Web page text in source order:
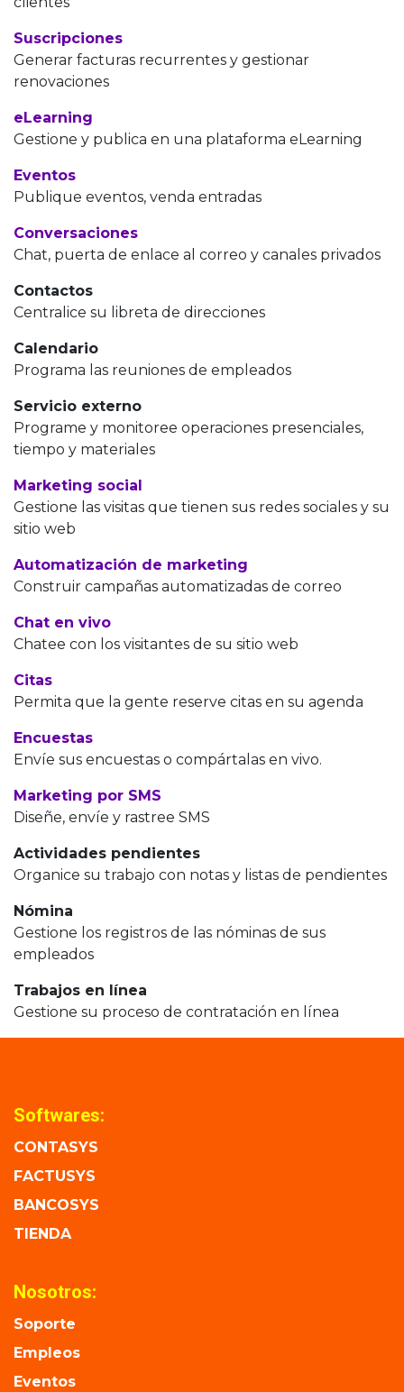
Suscripciones
Generar facturas recurrentes y gestionar
renovaciones
eLearning
Gestione y publica en una plataforma eLearning
Eventos
Publique eventos, venda entradas
Conversaciones
Chat, puerta de enlace al correo y canales privados
Contactos
Centralice su libreta de direcciones
Calendario
Programa las reuniones de empleados
Servicio externo
Programe y monitoree operaciones presenciales,
tiempo y materiales
Marketing social
Gestione las visitas que tienen sus redes sociales y su
sitio web
Automatización de marketing
Construir campañas automatizadas de correo
Chat en vivo
Chatee con los visitantes de su sitio web
Citas
Permita que la gente reserve citas en su agenda
Encuestas
Envíe sus encuestas o compártalas en vivo.
Marketing por SMS
Diseñe, envíe y rastree SMS
Actividades pendientes
Organice su trabajo con notas y listas de pendientes
Nómina
Gestione los registros de las nóminas de sus
empleados
Trabajos en línea
Gestione su proceso de contratación en línea
Softwares:
CONTASYS
FACTUSYS
BANCOSYS
TIENDA
Nosotros:
Soporte
Empleos
Eventos